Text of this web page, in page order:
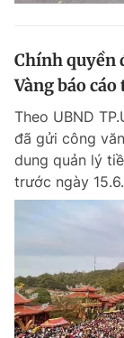
Đọc Thanh
Theo dõi báo trên
Hotline
Chính quyền
Vàng báo
Theo UBND
đã gửi công
dung quản lý
trước ngày 15.6.